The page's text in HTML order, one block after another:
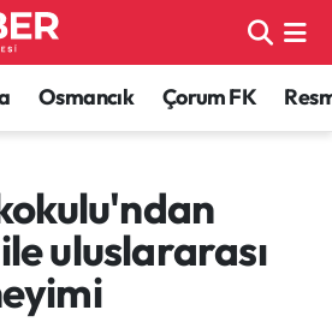
Osmancık Çorum FK
uluslararası
Haritası